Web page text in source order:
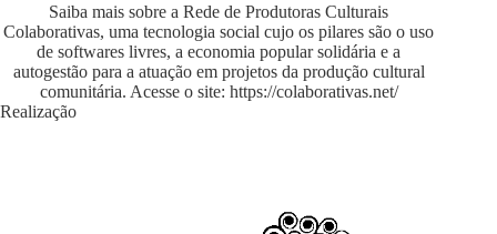
Saiba mais sobre a Rede de Produtoras Culturais
Colaborativas, uma tecnologia social cujo os pilares são o uso
de softwares livres, a economia popular solidária e a
autogestão para a atuação em projetos da produção cultural
comunitária. Acesse o site: https://colaborativas.net/
Realização